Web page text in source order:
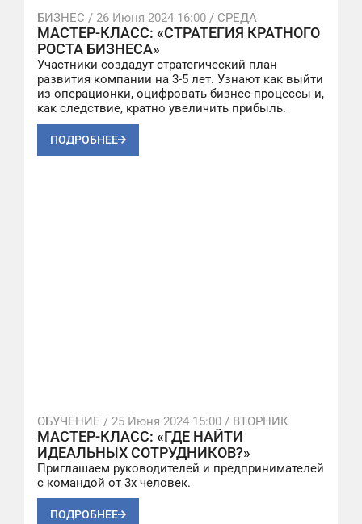
БИЗНЕС / 26 Июня 2024 16:00 / СРЕДА
МАСТЕР-КЛАСС: «СТРАТЕГИЯ КРАТНОГО
РОСТА БИЗНЕСА»
Участники создадут стратегический план
развития компании на 3-5 лет. Узнают как выйти
из операционки, оцифровать бизнес-процессы и,
как следствие, кратно увеличить прибыль.
ПОДРОБНЕЕ
ОБУЧЕНИЕ / 25 Июня 2024 15:00 / ВТОРНИК
МАСТЕР-КЛАСС: «ГДЕ НАЙТИ
ИДЕАЛЬНЫХ СОТРУДНИКОВ?»
Приглашаем руководителей и предпринимателей
с командой от 3х человек.
ПОДРОБНЕЕ